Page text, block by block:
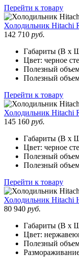
Перейти к товару
Холодильник Hitachi
142 710 руб.
Габариты (В х
Цвет: черное
Полезный
Полезный
Перейти к товару
Холодильник Hitachi
145 160 руб.
Габариты (В х
Цвет: черное
Полезный
Полезный
Перейти к товару
Холодильник Hitachi
80 940 руб.
Габариты (В х
Цвет:
Полезный